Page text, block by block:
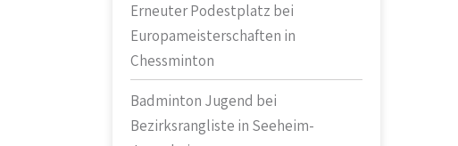
Erneuter Podestplatz bei
Europameisterschaften in
Chessminton
Badminton Jugend bei
Bezirksrangliste in Seeheim-